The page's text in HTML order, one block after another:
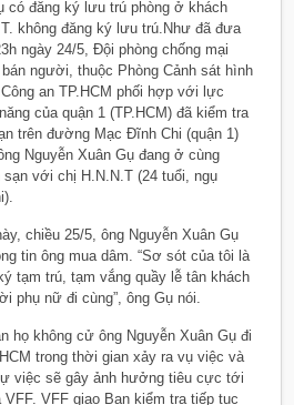
có đăng ký lưu trú phòng ở khách
không đăng ký lưu trú.Như đã đưa
ngày 24/5, Đội phòng chống mại
người, thuộc Phòng Cảnh sát hình
an TP.HCM phối hợp với lực
của quận 1 (TP.HCM) đã kiểm tra
trên đường Mạc Đĩnh Chi (quận 1)
Nguyễn Xuân Gụ đang ở cùng
sạn với chị H.N.N.T (24 tuổi, ngụ
chiều 25/5, ông Nguyễn Xuân Gụ
tin ông mua dâm. “Sơ sót của tôi là
tạm trú, tạm vắng quầy lễ tân khách
phụ nữ đi cùng”, ông Gụ nói.
họ không cử ông Nguyễn Xuân Gụ đi
trong thời gian xảy ra vụ việc và
việc sẽ gây ảnh hưởng tiêu cực tới
VFF. VFF giao Ban kiểm tra tiếp tục